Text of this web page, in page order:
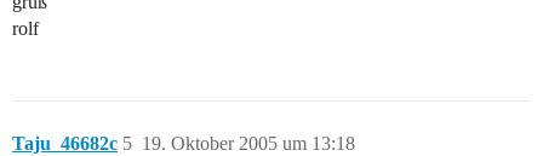
rolf
Taju_46682c 19. Oktober 2005 um 13:18
5